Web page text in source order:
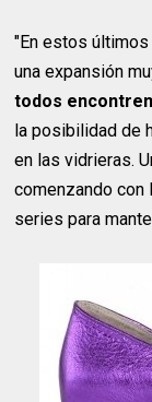
"En estos
una expansión
todos
la posibilidad de
en las vidrieras.
comenzando con
series para